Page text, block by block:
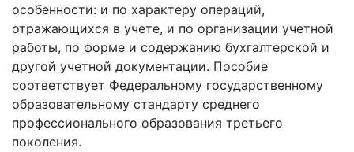
особенности: и по характеру операций,
отражающихся в учете, и по организации учетной
работы, по форме и содержанию бухгалтерской и
другой учетной документации. Пособие
соответствует Федеральному государственному
образовательному стандарту среднего
профессионального образования третьего
поколения.